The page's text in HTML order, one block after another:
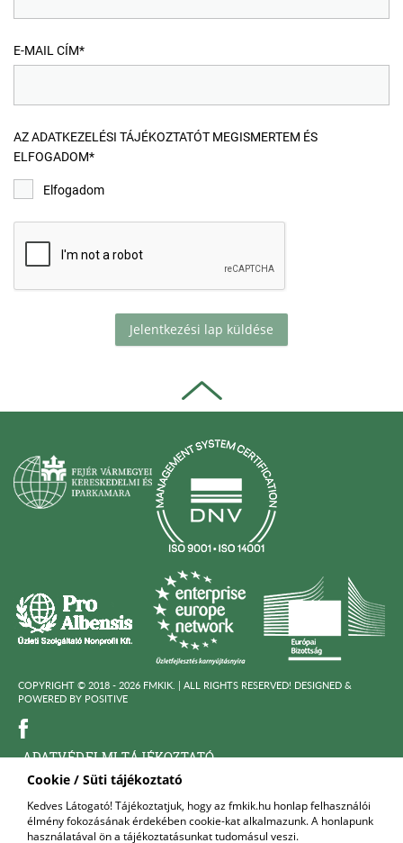
Cookie / Süti tájékoztató
Kedves Látogató! Tájékoztatjuk, hogy az fmkik.hu honlap felhasználói
élmény fokozásának érdekében cookie-kat alkalmazunk. A honlapunk
használatával ön a tájékoztatásunkat tudomásul veszi.
E-MAIL CÍM*
AZ ADATKEZELÉSI TÁJÉKOZTATÓT MEGISMERTEM ÉS
ELFOGADOM*
Elfogadom
Jelentkezési lap küldése
COPYRIGHT © 2018 - 2026 FMKIK. | ALL RIGHTS RESERVED! DESIGNED &
POWERED BY POSITIVE
ADATVÉDELMI TÁJÉKOZTATÓ
FELNŐTTKÉPZŐ SZERVEZET